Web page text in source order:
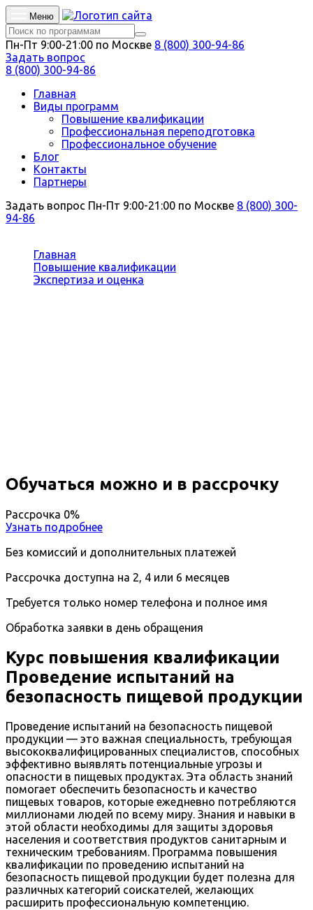
Меню
Пн-Пт 9:00-21:00 по Москве 8 (800) 300-94-86
Задать вопрос
8 (800) 300-94-86
Главная
Виды программ
Повышение квалификации
Профессиональная переподготовка
Профессиональное обучение
Блог
Контакты
Партнеры
Задать вопрос Пн-Пт 9:00-21:00 по Москве 8 (800) 300-
94-86
Главная
Повышение квалификации
Экспертиза и оценка
Обучаться можно и в рассрочку
Рассрочка 0%
Узнать подробнее
Без комиссий и дополнительных платежей
Рассрочка доступна на 2, 4 или 6 месяцев
Требуется только номер телефона и полное имя
Обработка заявки в день обращения
Курс повышения квалификации
Проведение испытаний на
безопасность пищевой продукции
Проведение испытаний на безопасность пищевой
продукции — это важная специальность, требующая
высококвалифицированных специалистов, способных
эффективно выявлять потенциальные угрозы и
опасности в пищевых продуктах. Эта область знаний
помогает обеспечить безопасность и качество
пищевых товаров, которые ежедневно потребляются
миллионами людей по всему миру. Знания и навыки в
этой области необходимы для защиты здоровья
населения и соответствия продуктов санитарным и
техническим требованиям. Программа повышения
квалификации по проведению испытаний на
безопасность пищевой продукции будет полезна для
различных категорий соискателей, желающих
расширить профессиональную компетенцию.